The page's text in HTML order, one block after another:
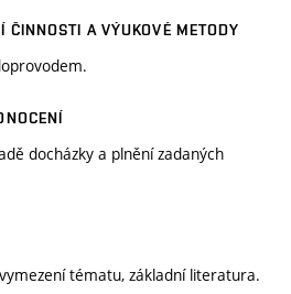
ČINNOSTI A VÝUKOVÉ METODY
docházky a plnění zadaných
tématu, základní literatura.